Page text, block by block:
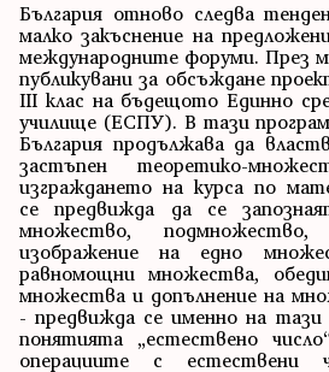
България отново следва
малко закъснение на
международните форуми. През
публикувани за обсъждане
III клас на бъдещото Единно
училище (ЕСПУ). В тази
България продължава да
застъпен теоретико-
изграждането на курса по
се предвижда да се
множество, подмножество,
изображение на едно
равномощни множества,
множества и допълнение на
- предвижда се именно на тази
понятията „естествено
операциите с естествени